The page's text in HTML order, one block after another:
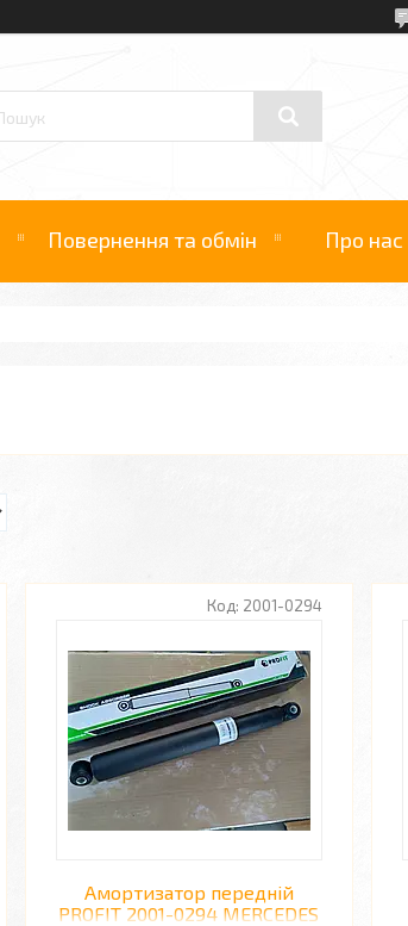
Повернення та обмін Про нас
2001-0294
Амортизатор передній
PROFIT 2001-0294 MERCEDES